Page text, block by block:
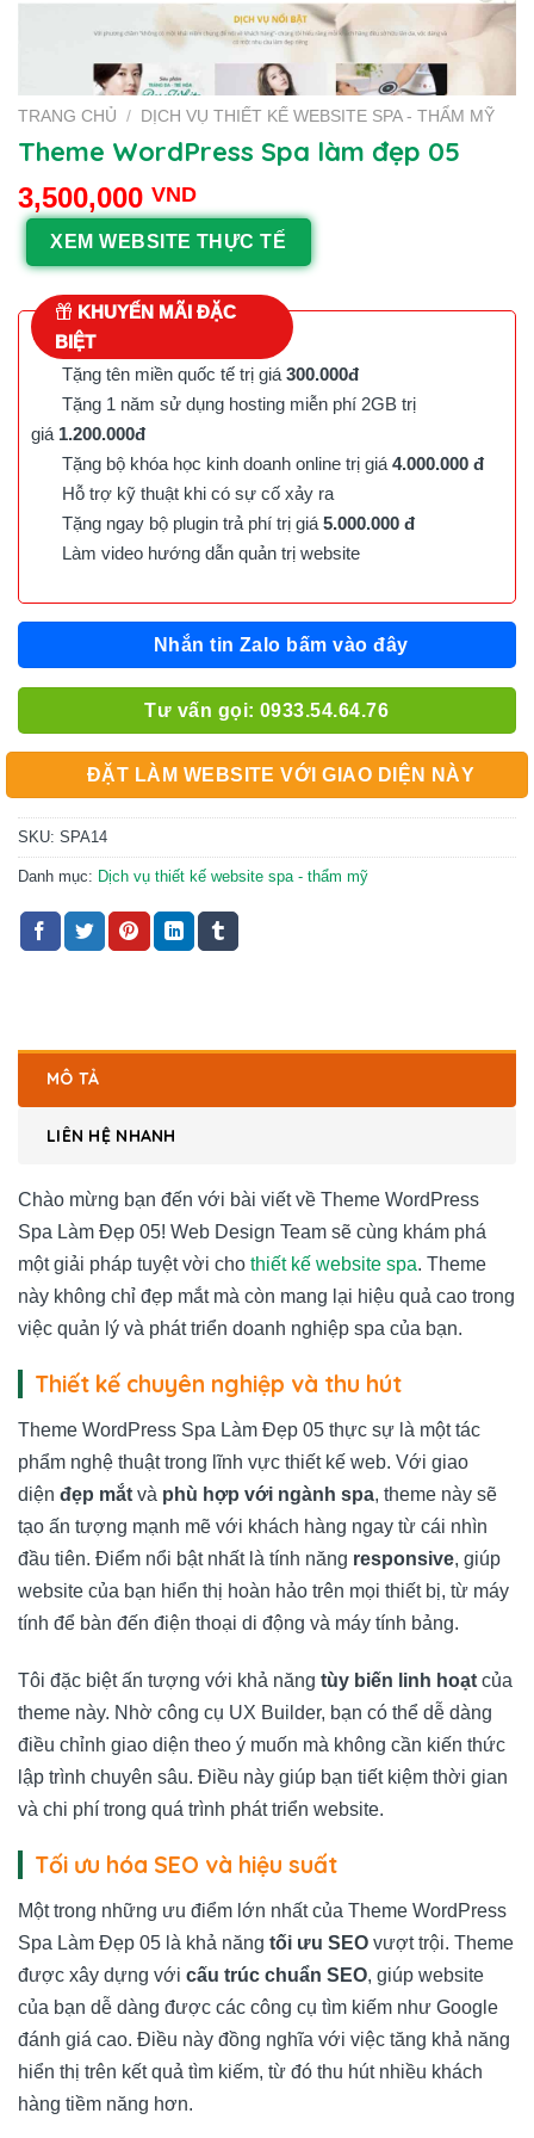
TRANG CHỦ / DỊCH VỤ THIẾT KẾ WEBSITE SPA - THẨM MỸ
Theme WordPress Spa làm đẹp 05
3,500,000 VND
XEM WEBSITE THỰC TẾ
KHUYẾN MÃI ĐẶC
BIỆT
Tặng tên miền quốc tế trị giá 300.000đ
Tặng 1 năm sử dụng hosting miễn phí 2GB trị
giá 1.200.000đ
Tặng bộ khóa học kinh doanh online trị giá 4.000.000 đ
Hỗ trợ kỹ thuật khi có sự cố xảy ra
Tặng ngay bộ plugin trả phí trị giá 5.000.000 đ
Làm video hướng dẫn quản trị website
Nhắn tin Zalo bấm vào đây
Tư vấn gọi: 0933.54.64.76
ĐẶT LÀM WEBSITE VỚI GIAO DIỆN NÀY
SKU: SPA14
Danh mục: Dịch vụ thiết kế website spa - thẩm mỹ
MÔ TẢ
LIÊN HỆ NHANH
Chào mừng bạn đến với bài viết về Theme WordPress
Spa Làm Đẹp 05! Web Design Team sẽ cùng khám phá
một giải pháp tuyệt vời cho thiết kế website spa. Theme
này không chỉ đẹp mắt mà còn mang lại hiệu quả cao trong
việc quản lý và phát triển doanh nghiệp spa của bạn.
Thiết kế chuyên nghiệp và thu hút
Theme WordPress Spa Làm Đẹp 05 thực sự là một tác
phẩm nghệ thuật trong lĩnh vực thiết kế web. Với giao
diện đẹp mắt và phù hợp với ngành spa, theme này sẽ
tạo ấn tượng mạnh mẽ với khách hàng ngay từ cái nhìn
đầu tiên. Điểm nổi bật nhất là tính năng responsive, giúp
website của bạn hiển thị hoàn hảo trên mọi thiết bị, từ máy
tính để bàn đến điện thoại di động và máy tính bảng.
Tôi đặc biệt ấn tượng với khả năng tùy biến linh hoạt của
theme này. Nhờ công cụ UX Builder, bạn có thể dễ dàng
điều chỉnh giao diện theo ý muốn mà không cần kiến thức
lập trình chuyên sâu. Điều này giúp bạn tiết kiệm thời gian
và chi phí trong quá trình phát triển website.
Tối ưu hóa SEO và hiệu suất
Một trong những ưu điểm lớn nhất của Theme WordPress
Spa Làm Đẹp 05 là khả năng tối ưu SEO vượt trội. Theme
được xây dựng với cấu trúc chuẩn SEO, giúp website
của bạn dễ dàng được các công cụ tìm kiếm như Google
đánh giá cao. Điều này đồng nghĩa với việc tăng khả năng
hiển thị trên kết quả tìm kiếm, từ đó thu hút nhiều khách
hàng tiềm năng hơn.